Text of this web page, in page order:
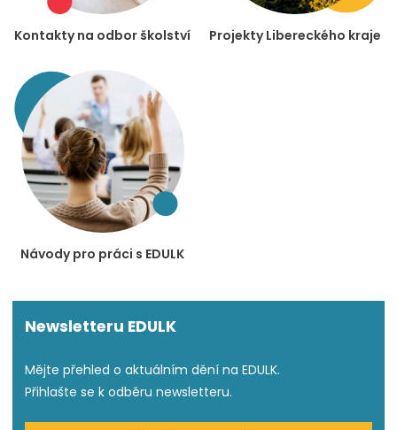
Kontakty na odbor školství Projekty Libereckého kraje
Návody pro práci s EDULK
Newsletteru EDULK
Mějte přehled o aktuálním dění na EDULK.
Přihlašte se k odběru newsletteru.